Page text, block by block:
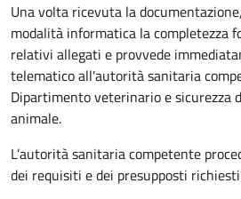
Una volta ricevuta la
modalità informatica la completezza
relativi allegati e provvede
telematico all'autorità sanitaria
Dipartimento veterinario e sicurezza
animale.
L’autorità sanitaria competente
dei requisiti e dei presupposti